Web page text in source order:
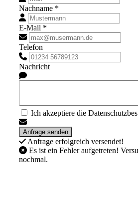
Nachname *
E-Mail *
Telefon
Nachricht
Ich akzeptiere die
Anfrage erfolgreich versendet!
Es ist ein Fehler aufgetreten!
nochmal.